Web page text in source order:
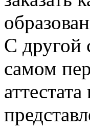
С другой
самом